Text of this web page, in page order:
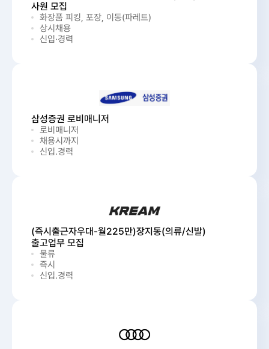
사원 모집
화장품 피킹, 포장, 이동(파레트)
상시채용
신입·경력
삼성증권 로비매니저
로비매니저
채용시까지
신입.경력
(즉시출근자우대-월225만)장지동(의류/신발)
출고업무 모집
물류
즉시
신입.경력